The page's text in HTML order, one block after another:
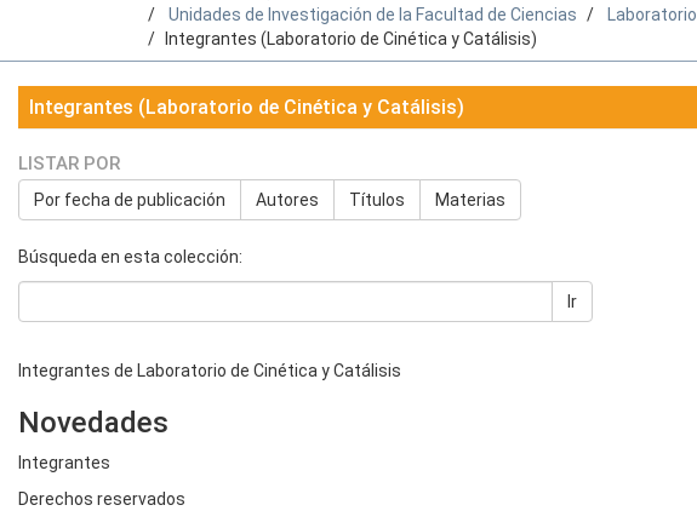
Unidades de Investigación de la Facultad de Ciencias
Integrantes (Laboratorio de Cinética y Catálisis)
Integrantes (Laboratorio de Cinética y Catálisis)
LISTAR POR
Por fecha de publicación Autores Títulos Materias
Búsqueda en esta colección:
Ir
Integrantes de Laboratorio de Cinética y Catálisis
Novedades
Integrantes
Derechos reservados